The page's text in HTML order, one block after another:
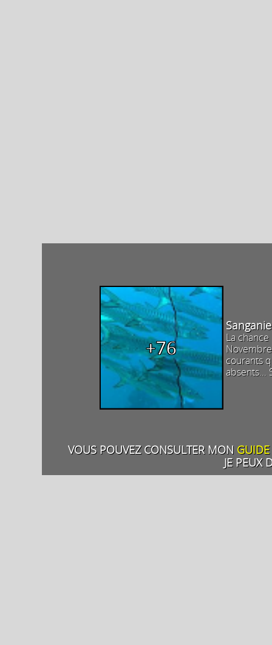
+76
La
courants
absents...
VOUS POUVEZ CONSULTER MON
JE PEUX